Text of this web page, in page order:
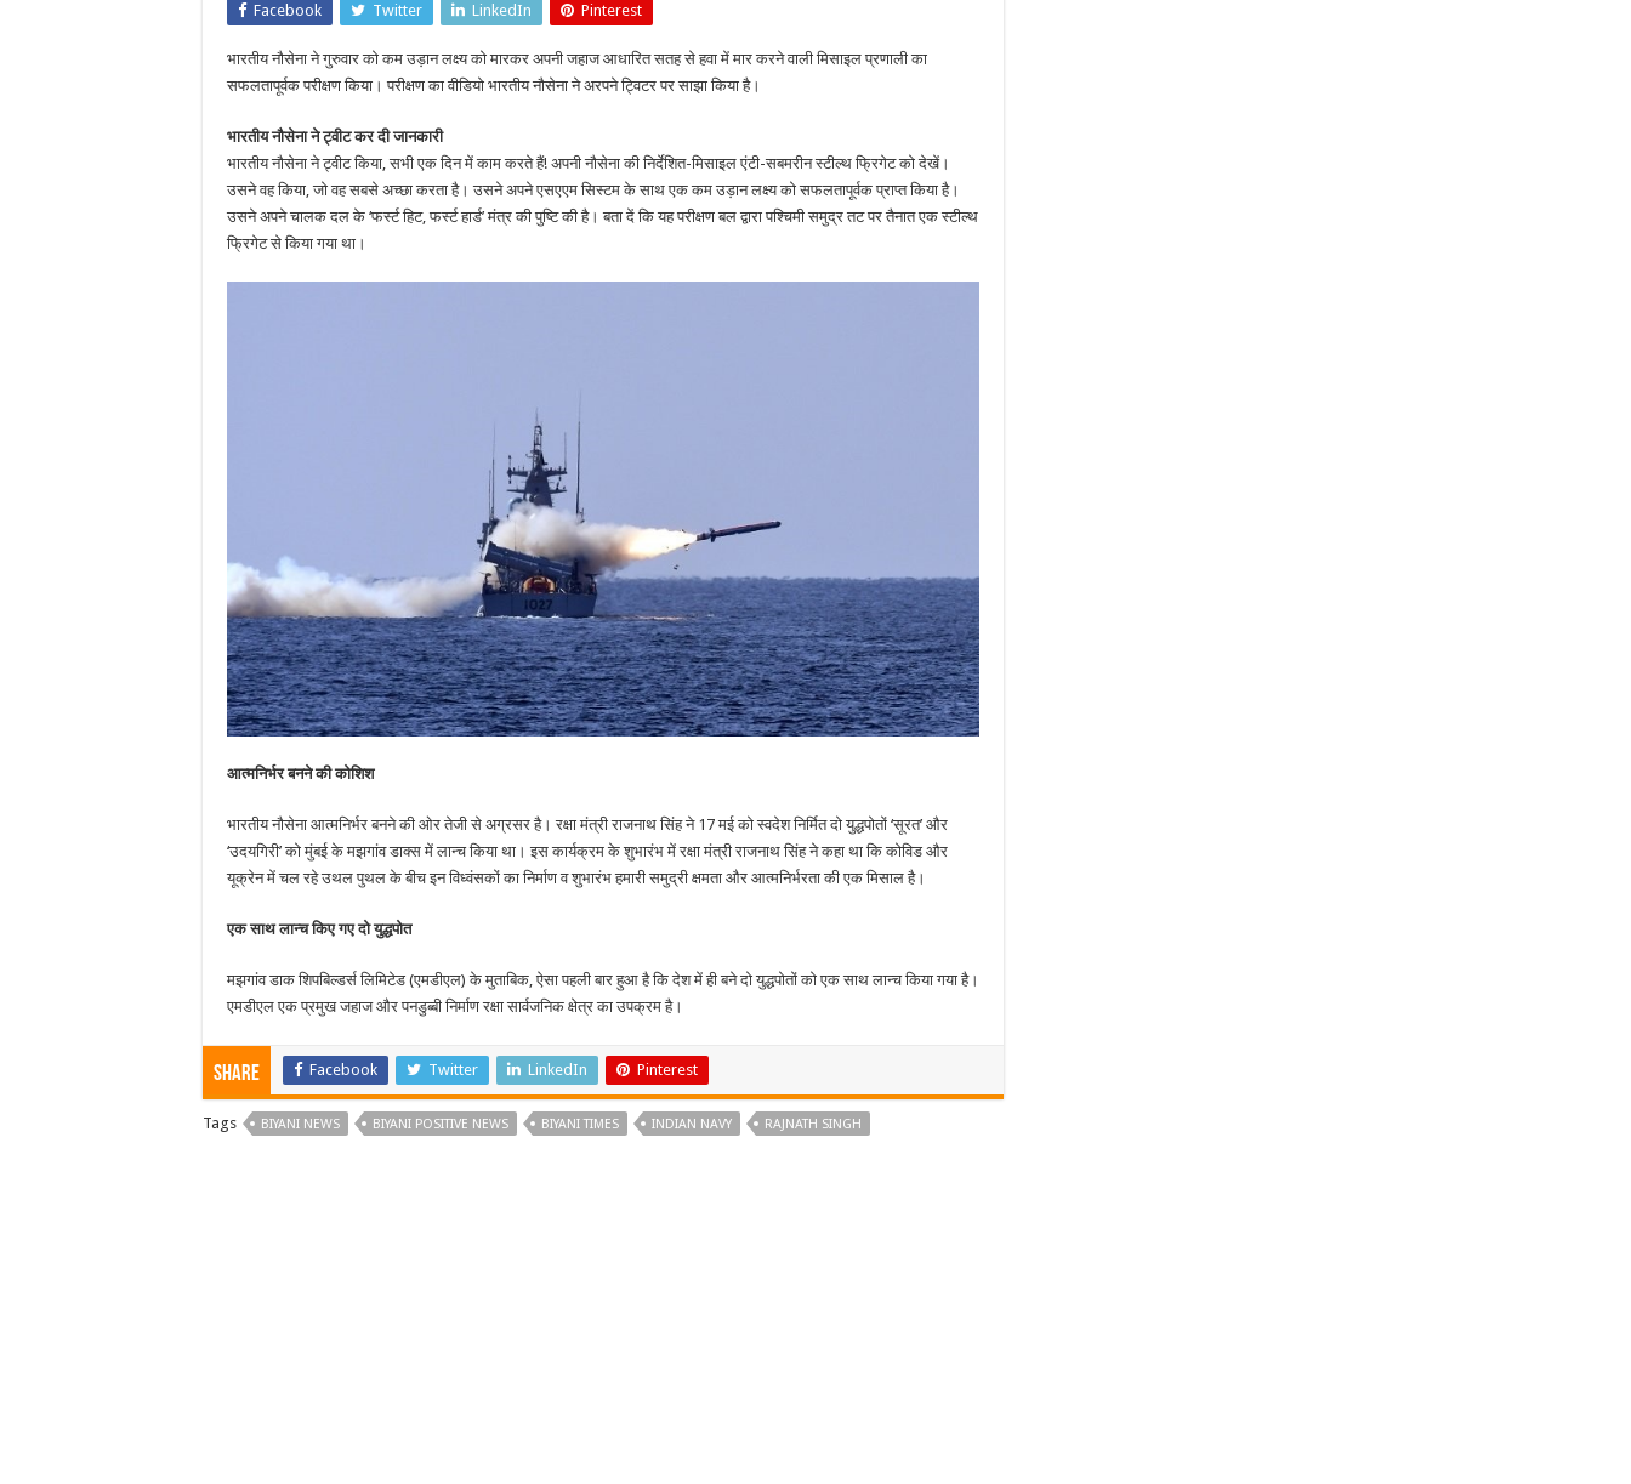
करने
भारतीय
नौसेना
की
बड़ी
Facebook Twitter LinkedIn Pinterest
भारतीय नौसेना ने गुरुवार को कम उड़ान लक्ष्य को मारकर अपनी जहाज आधारित सतह से हवा में मार करने वाली मिसाइल प्रणाली का
सफलतापूर्वक परीक्षण किया। परीक्षण का वीडियो भारतीय नौसेना ने अरपने ट्विटर पर साझा किया है।
भारतीय नौसेना ने ट्वीट कर दी जानकारी
भारतीय नौसेना ने ट्वीट किया, सभी एक दिन में काम करते हैं! अपनी नौसेना की निर्देशित-मिसाइल एंटी-सबमरीन स्टील्थ फ्रिगेट को देखें।
उसने वह किया, जो वह सबसे अच्छा करता है। उसने अपने एसएएम सिस्टम के साथ एक कम उड़ान लक्ष्य को सफलतापूर्वक प्राप्त किया है।
उसने अपने चालक दल के ‘फर्स्ट हिट, फर्स्ट हार्ड’ मंत्र की पुष्टि की है। बता दें कि यह परीक्षण बल द्वारा पश्चिमी समुद्र तट पर तैनात एक स्टील्थ
फ्रिगेट से किया गया था।
आत्मनिर्भर बनने की कोशिश
भारतीय नौसेना आत्मनिर्भर बनने की ओर तेजी से अग्रसर है। रक्षा मंत्री राजनाथ सिंह ने 17 मई को स्वदेश निर्मित दो युद्धपोतों ‘सूरत’ और
‘उदयगिरी’ को मुंबई के मझगांव डाक्स में लान्च किया था। इस कार्यक्रम के शुभारंभ में रक्षा मंत्री राजनाथ सिंह ने कहा था कि कोविड और
यूक्रेन में चल रहे उथल पुथल के बीच इन विध्वंसकों का निर्माण व शुभारंभ हमारी समुद्री क्षमता और आत्मनिर्भरता की एक मिसाल है।
एक साथ लान्च किए गए दो युद्धपोत
मझगांव डाक शिपबिल्डर्स लिमिटेड (एमडीएल) के मुताबिक, ऐसा पहली बार हुआ है कि देश में ही बने दो युद्धपोतों को एक साथ लान्च किया गया है।
एमडीएल एक प्रमुख जहाज और पनडुब्बी निर्माण रक्षा सार्वजनिक क्षेत्र का उपक्रम है।
Share Facebook Twitter LinkedIn Pinterest
Tags BIYANI NEWS BIYANI POSITIVE NEWS BIYANI TIMES INDIAN NAVY RAJNATH SINGH